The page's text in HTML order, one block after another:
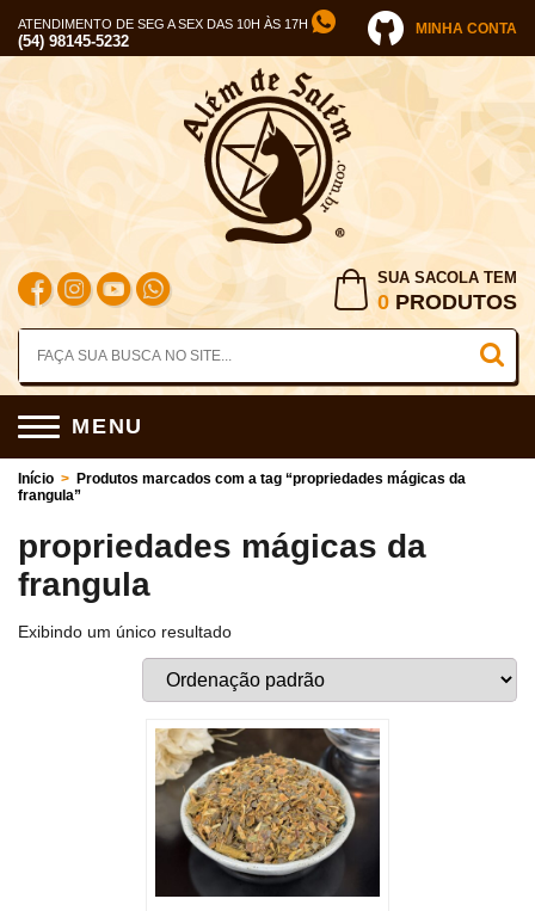
ATENDIMENTO DE SEG A SEX DAS 10H ÀS 17H
(54) 98145-5232
MINHA CONTA
SUA SACOLA TEM
0 PRODUTOS
MENU
Início > Produtos marcados com a tag “propriedades mágicas da
frangula”
propriedades mágicas da
frangula
Exibindo um único resultado